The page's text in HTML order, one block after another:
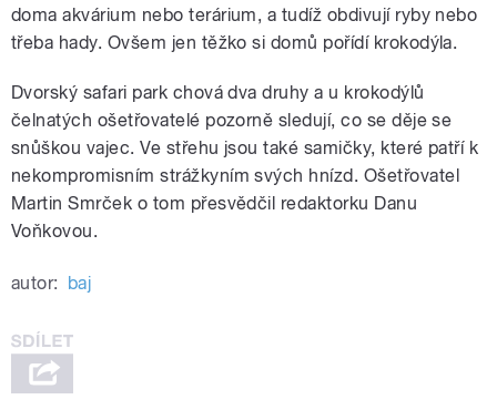
doma akvárium nebo terárium, a tudíž obdivují ryby nebo
třeba hady. Ovšem jen těžko si domů pořídí krokodýla.
Dvorský safari park chová dva druhy a u krokodýlů
čelnatých ošetřovatelé pozorně sledují, co se děje se
snůškou vajec. Ve střehu jsou také samičky, které patří k
nekompromisním strážkyním svých hnízd. Ošetřovatel
Martin Smrček o tom přesvědčil redaktorku Danu
Voňkovou.
autor: baj